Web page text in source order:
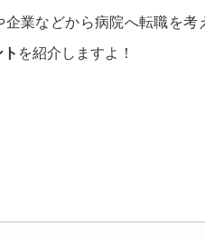
企業などから病院へ転職を考
を紹介しますよ！